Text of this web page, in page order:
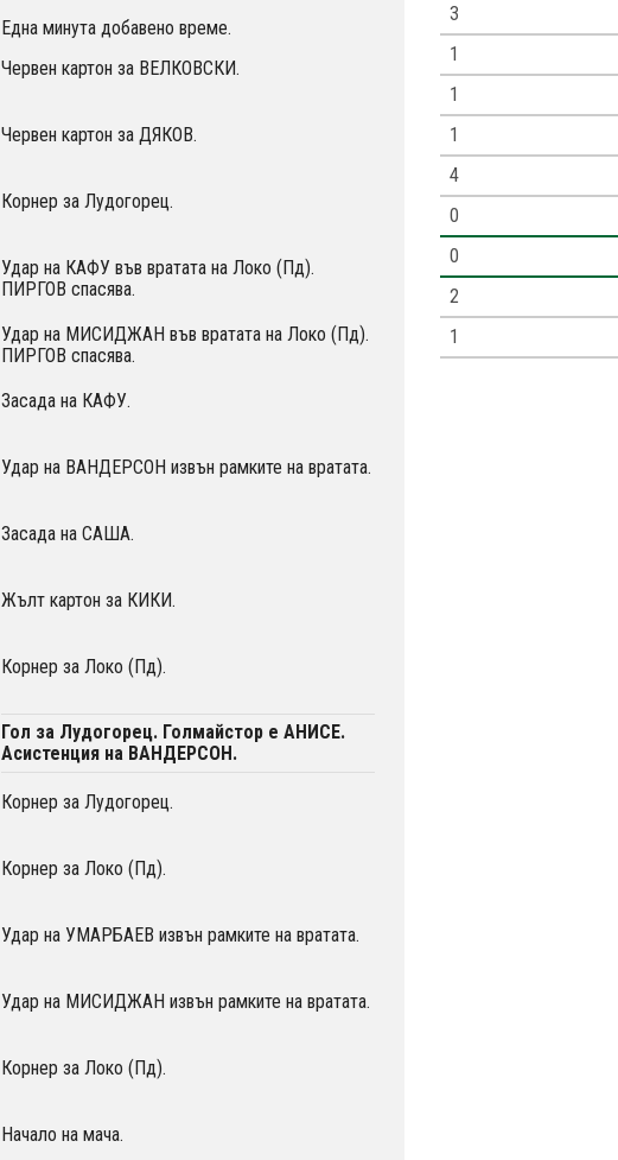
Една минута добавено време.
Червен картон за ВЕЛКОВСКИ.
Червен картон за ДЯКОВ.
Корнер за Лудогорец.
Удар на КАФУ във вратата на Локо (Пд).
ПИРГОВ спасява.
Удар на МИСИДЖАН във вратата на Локо (Пд).
ПИРГОВ спасява.
Засада на КАФУ.
Удар на ВАНДЕРСОН извън рамките на вратата.
Засада на САША.
Жълт картон за КИКИ.
Корнер за Локо (Пд).
Гол за Лудогорец. Голмайстор е АНИСЕ.
Асистенция на ВАНДЕРСОН.
Корнер за Лудогорец.
Корнер за Локо (Пд).
Удар на УМАРБАЕВ извън рамките на вратата.
Удар на МИСИДЖАН извън рамките на вратата.
Корнер за Локо (Пд).
Начало на мача.
3
1
1
1
4
0
0
2
1